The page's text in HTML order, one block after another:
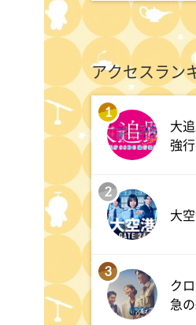
アメト
られる懐
0:45
見取り図
て】小声
深夜
最新!男女
ラウンジ
アクセスラン
1
大
強
2
大
3
ク
急